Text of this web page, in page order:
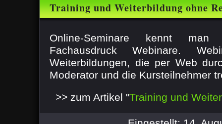
Training und Weiterbildung ohne
Online-Seminare kennt
Fachausdruck Webinare.
Weiterbildungen, die per Web
Moderator und die Kursteilnehmer
>> zum Artikel "Training und